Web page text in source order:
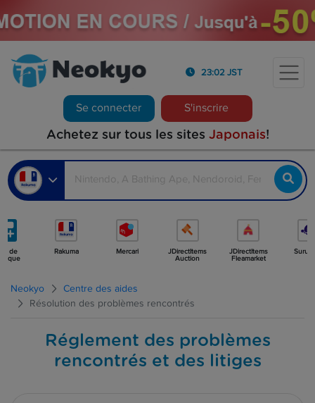
23:02 JST
Se connecter S'inscrire
Achetez sur tous les sites Japonais!
de
Rakuma Mercari
JDirectItems
Auction
JDirectItems
Fleamarket
Neokyo
Centre des aides
Résolution des problèmes rencontrés
Réglement des problèmes
rencontrés et des litiges